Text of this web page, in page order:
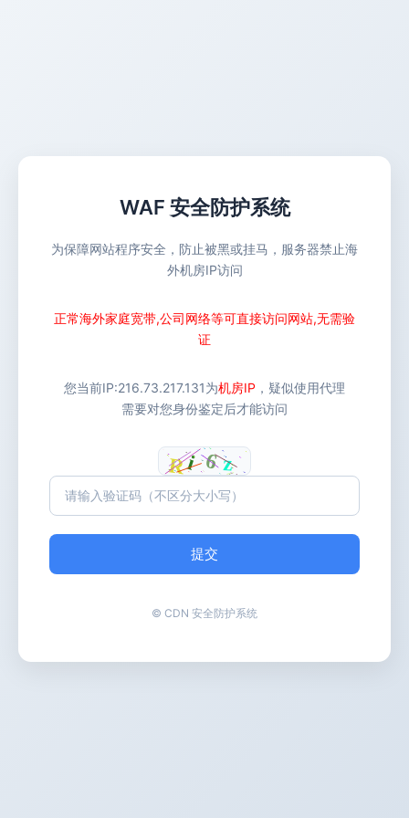
WAF 安全防护系统
为保障网站程序安全，防止被黑或挂马，服务器禁止海
外机房IP访问
正常海外家庭宽带,公司网络等可直接访问网站,无需验
证
您当前IP:216.73.217.131为机房IP ，疑似使用代理
需要对您身份鉴定后才能访问
提交
© CDN 安全防护系统